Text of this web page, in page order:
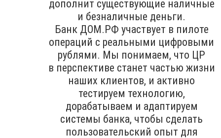
дополнит существующие наличные
и безналичные деньги.
Банк ДОМ.РФ участвует в пилоте
операций с реальными цифровыми
рублями. Мы понимаем, что ЦР
в перспективе станет частью жизни
наших клиентов, и активно
тестируем технологию,
дорабатываем и адаптируем
системы банка, чтобы сделать
пользовательский опыт для